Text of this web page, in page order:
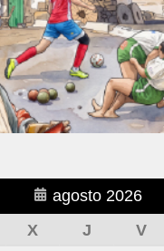
agosto 2026
X J V